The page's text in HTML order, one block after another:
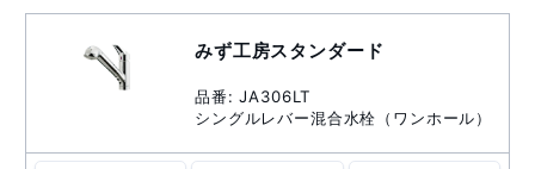
みず工房スタンダード
品番: JA306LT
シングルレバー混合水栓（ワンホール）